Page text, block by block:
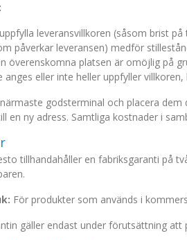
leveransvillkoren (såsom brist
påverkar leveransen) medför
överenskomna platsen är omöjlig på
anges eller inte heller uppfyller
godsterminal och placera
en ny adress. Samtliga kostnader i
tillhandahåller en fabriksgaranti på
För produkter som används i
gäller endast under förutsättning